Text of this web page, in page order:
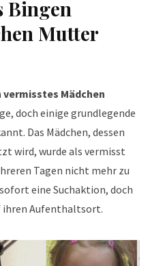
Bingen
Mutter
vermisstes Mädchen
doch einige grundlegende
Das Mädchen, dessen
wird, wurde als vermisst
Tagen nicht mehr zu
eine Suchaktion, doch
ihren Aufenthaltsort.